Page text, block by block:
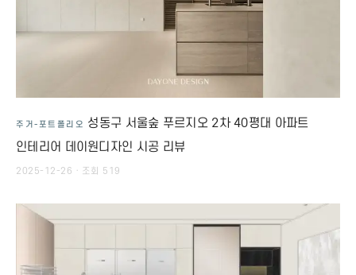
주거-포트폴리오 성동구 서울숲 푸르지오 2차 40평대 아파트
인테리어 데이원디자인 시공 리뷰
2025-12-26 · 조회 519